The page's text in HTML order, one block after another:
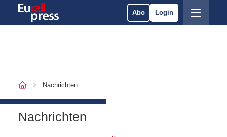
Abo Login
Nachrichten
Nachrichten